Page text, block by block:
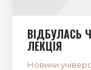
ВІДБУЛАСЬ
ЛЕКЦІЯ
Новини